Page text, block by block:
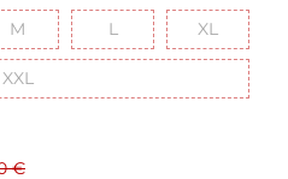
M L XL
XXL
€